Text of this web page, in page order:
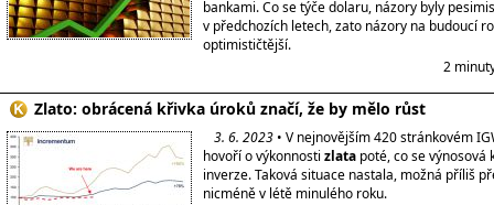
bankami. Co se týče dolaru, názory byly
v předchozích letech, zato názory na budoucí
optimističtější.
2
Zlato: obrácená křivka úroků značí, že by mělo růst
3. 6. 2023 • V nejnovějším 420 stránkovém
hovoří o výkonnosti zlata poté, co se výnosová
inverze. Taková situace nastala, možná příliš
nicméně v létě minulého roku.